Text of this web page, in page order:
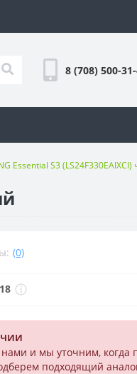
8 (708) 500-
Essential S3
(0)
и мы уточним, когда
подходящий